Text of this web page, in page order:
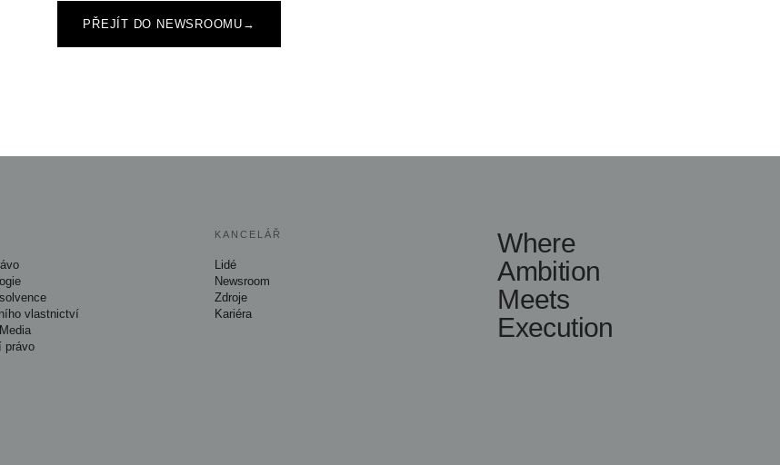
PŘEJÍT DO NEWSROOMU →
vlastnictví
právo
KANCELÁŘ
Lidé
Newsroom
Zdroje
Kariéra
Where
Ambition
Meets
Execution